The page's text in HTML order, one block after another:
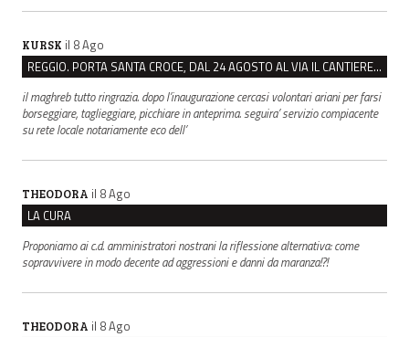
KURSK il 8 Ago
REGGIO. PORTA SANTA CROCE, DAL 24 AGOSTO AL VIA IL CANTIERE PER IL NUOVO COLLETTORE FOGNARIO
il maghreb tutto ringrazia. dopo l’inaugurazione cercasi volontari ariani per farsi
borseggiare, taglieggiare, picchiare in anteprima. seguira’ servizio compiacente
su rete locale notariamente eco dell’
THEODORA il 8 Ago
LA CURA
Proponiamo ai c.d. amministratori nostrani la riflessione alternativa: come
sopravvivere in modo decente ad aggressioni e danni da maranza!?!
THEODORA il 8 Ago